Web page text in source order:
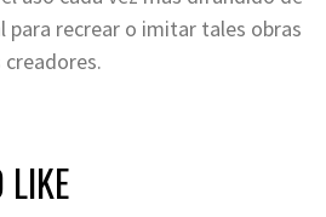
recrear o imitar tales obras
creadores.